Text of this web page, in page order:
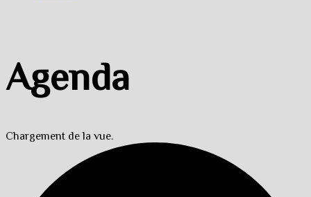
Agenda
Chargement de la vue.